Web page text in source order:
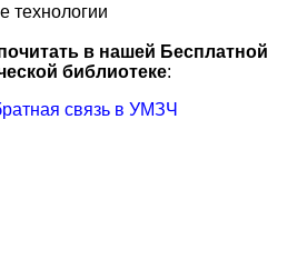
в нашей Бесплатной
библиотеке:
связь в УМЗЧ